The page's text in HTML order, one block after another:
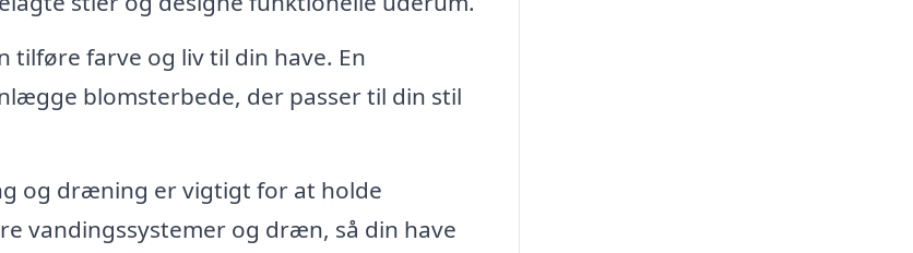
tilføre farve og liv til din have. En
blomsterbede, der passer til din stil
og dræning er vigtigt for at holde
vandingssystemer og dræn, så din have